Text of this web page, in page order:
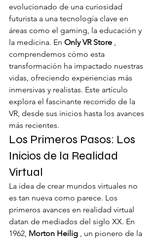
evolucionado de una curiosidad
futurista a una tecnología clave en
áreas como el gaming, la educación y
la medicina. En Only VR Store ,
comprendemos cómo esta
transformación ha impactado nuestras
vidas, ofreciendo experiencias más
inmersivas y realistas. Este artículo
explora el fascinante recorrido de la
VR, desde sus inicios hasta los avances
más recientes.
Los Primeros Pasos: Los
Inicios de la Realidad
Virtual
La idea de crear mundos virtuales no
es tan nueva como parece. Los
primeros avances en realidad virtual
datan de mediados del siglo XX. En
1962, Morton Heilig , un pionero de la